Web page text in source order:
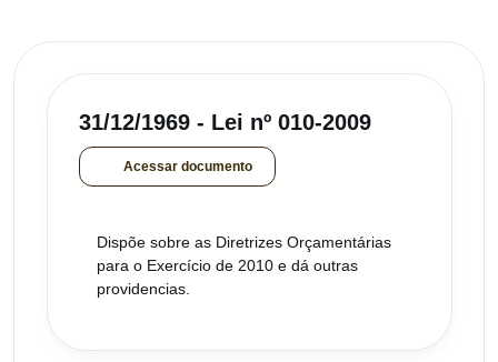
31/12/1969 - Lei nº 010-2009
Acessar documento
Dispõe sobre as Diretrizes Orçamentárias
para o Exercício de 2010 e dá outras
providencias.